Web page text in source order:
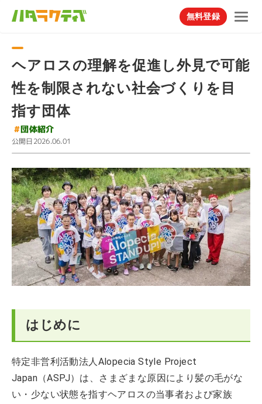
無料登録
ヘアロスの理解を促進し外見で可能
性を制限されない社会づくりを目
指す団体
#団体紹介
公開日2026.06.01
はじめに
特定非営利活動法人Alopecia Style Project
Japan（ASPJ）は、さまざまな原因により髪の毛がな
い・少ない状態を指すヘアロスの当事者および家族